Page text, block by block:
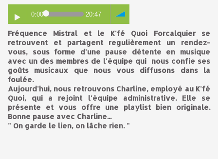
0:00 20:47
Fréquence Mistral et le K'fé Quoi Forcalquier se
retrouvent et partagent regulièrement un rendez-
vous, sous forme d'une pause détente en musique
avec un des membres de l'équipe qui nous confie ses
goûts musicaux que nous vous diffusons dans la
foulée.
Aujourd'hui, nous retrouvons Charline, employé au K'fé
Quoi, qui a rejoint l'équipe administrative. Elle se
présente et vous offre une playlist bien originale.
Bonne pause avec Charline...
" On garde le lien, on lâche rien. "